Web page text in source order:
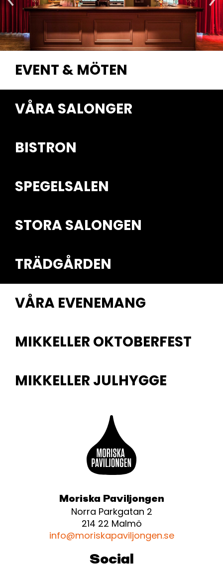
EVENT & MÖTEN
VÅRA SALONGER
BISTRON
SPEGELSALEN
STORA SALONGEN
TRÄDGÅRDEN
VÅRA EVENEMANG
MIKKELLER OKTOBERFEST
MIKKELLER JULHYGGE
Moriska Paviljongen
Norra Parkgatan 2
214 22 Malmö
info@moriskapaviljongen.se
Social